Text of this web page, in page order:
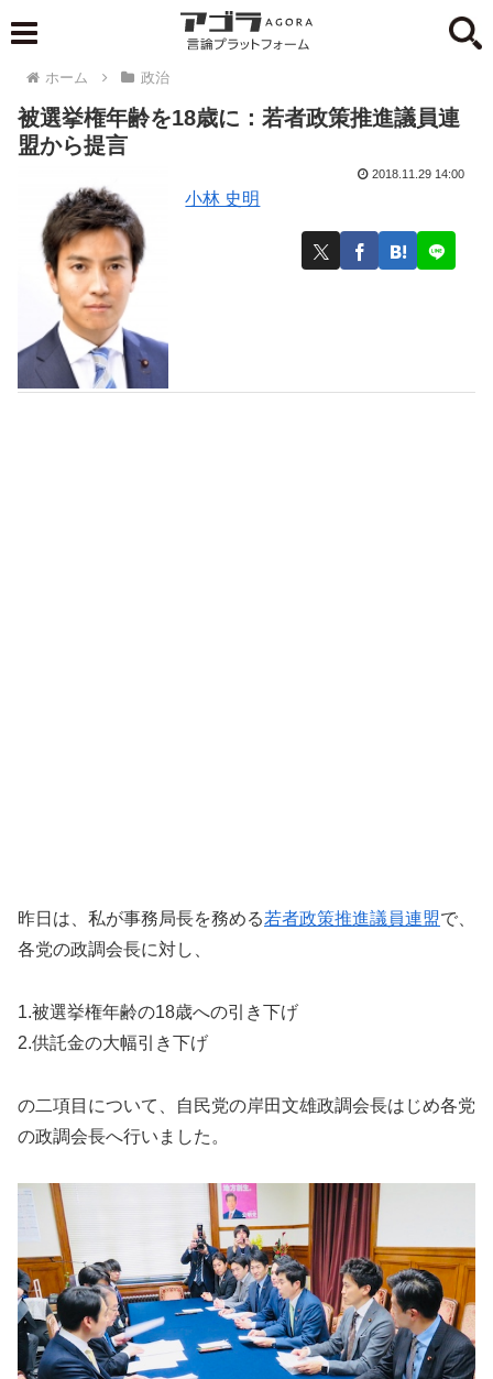
ホーム 政治
被選挙権年齢を18歳に：若者政策推進議員連
盟から提言
小林 史明
2018.11.29 14:00
昨日は、私が事務局長を務める若者政策推進議員連盟で、
各党の政調会長に対し、
1.被選挙権年齢の18歳への引き下げ
2.供託金の大幅引き下げ
の二項目について、自民党の岸田文雄政調会長はじめ各党
の政調会長へ行いました。